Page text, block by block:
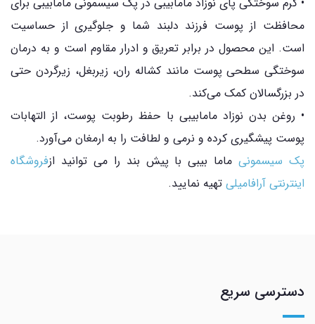
محافظت از پوست فرزند دلبند شما و جلوگیری از حساسیت
است. این محصول در برابر تعریق و ادرار مقاوم است و به درمان
سوختگی سطحی پوست مانند کشاله ران، زیربغل، زیرگردن حتی
در بزرگسالان کمک می‌کند.
• روغن بدن نوزاد مامابیبی با حفظ رطوبت پوست، از التهابات
پوست پیشگیری کرده و نرمی و لطافت را به ارمغان می‌آورد.
پک سیسمونیماما بیبی با پیش بند را می توانید ازفروشگاه
اینترنتی آرافامیلی تهیه نمایید.
دسترسی سریع